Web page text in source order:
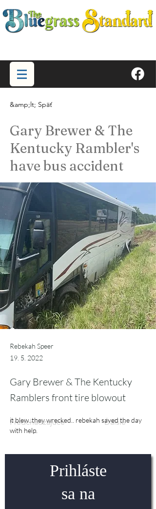
&amp;lt; Späť
Gary Brewer & The
Kentucky Rambler's
have bus accident
Rebekah Speer
19. 5. 2022
Gary Brewer & The Kentucky
Ramblers front tire blowout
Predchádzajúce Ďalšie
it blew..they wrecked.. rebekah saved the day
with help.
Prihláste
sa na